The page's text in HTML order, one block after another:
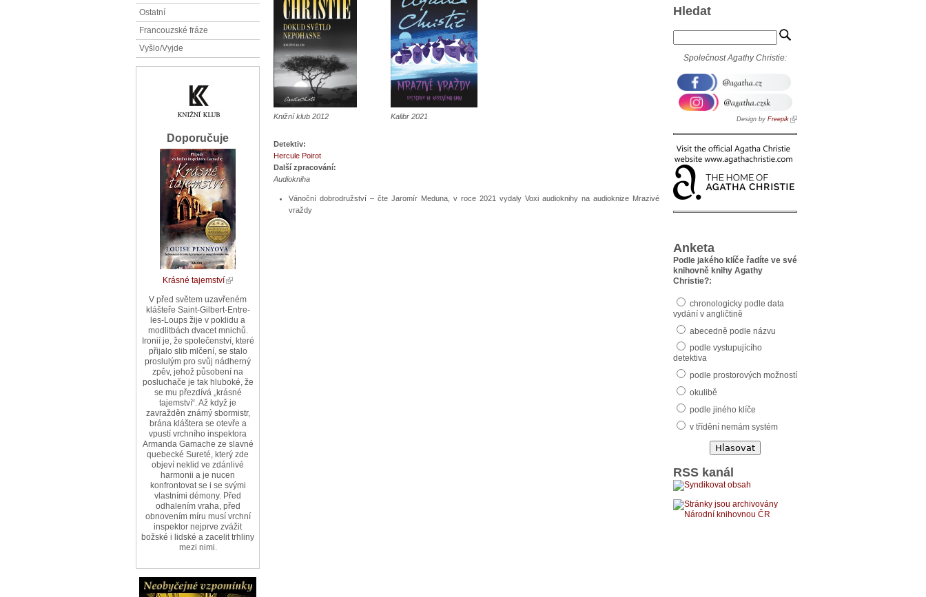
Knižní klub 2012 Kalibr 2021
Detektiv:
Hercule Poirot
Další zpracování:
Audiokniha
Vánoční dobrodružství – čte Jaromír Meduna, v roce 2021 vydaly Voxi audioknihy na audioknize Mrazivé
vraždy
Ostatní
Francouzské fráze
Vyšlo/Vyjde
Doporučuje
Krásné tajemství
V před světem uzavřeném
klášteře Saint-Gilbert-Entre-
les-Loups žije v poklidu a
modlitbách dvacet mnichů.
Ironií je, že společenství, které
přijalo slib mlčení, se stalo
proslulým pro svůj nádherný
zpěv, jehož působení na
posluchače je tak hluboké, že
se mu přezdívá „krásné
tajemství“. Až když je
zavražděn známý sbormistr,
brána kláštera se otevře a
vpustí vrchního inspektora
Armanda Gamache ze slavné
quebecké Sureté, který zde
objeví neklid ve zdánlivé
harmonii a je nucen
konfrontovat se i se svými
vlastními démony. Před
odhalením vraha, před
obnovením míru musí vrchní
inspektor nejprve zvážit
božské i lidské a zacelit trhliny
mezi nimi.
Hledat
Společnost Agathy Christie:
Design by Freepik
Anketa
Podle jakého klíče řadíte ve své
knihovně knihy Agathy
Christie?:
chronologicky podle data
vydání v angličtině
abecedně podle názvu
podle vystupujícího
detektiva
podle prostorových možností
okulibě
podle jiného klíče
v třídění nemám systém
RSS kanál